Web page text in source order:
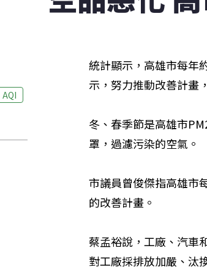
AQI
統計顯示，高雄市每年
示，努力推動改善計畫
冬、春季節是高雄市
罩，過濾污染的空氣。
市議員曾俊傑指高雄市
的改善計畫。
蔡孟裕說，工廠、汽車
對工廠採排放加嚴、汰